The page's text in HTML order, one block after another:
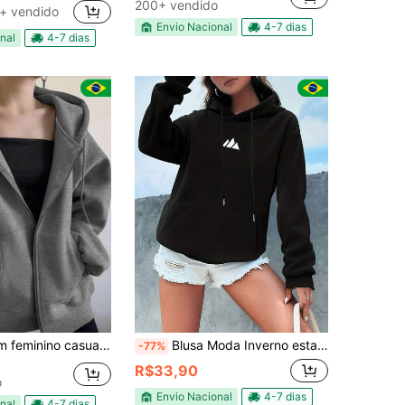
vendido
4-7 dias
200+ vendido
Envio Nacional 4-7 dias
casual com zíper -77% Blusa Moda Inverno estampada Moletom Canguru Macio 100% algodão Macio Confortável Ultima Moda
R$33,90
Envio Nacional 4-7 dias